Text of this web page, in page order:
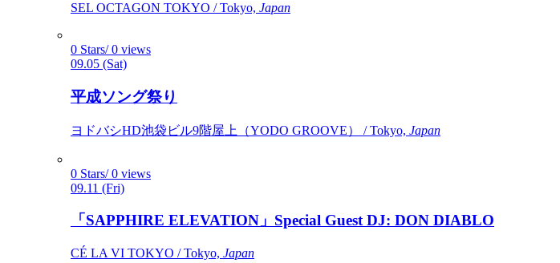
SEL OCTAGON TOKYO / Tokyo, Japan
0 Stars/ 0 views
09.05 (Sat)
平成ソング祭り
ヨドバシHD池袋ビル9階屋上（YODO GROOVE） / Tokyo, Japan
0 Stars/ 0 views
09.11 (Fri)
「SAPPHIRE ELEVATION」Special Guest DJ: DON DIABLO
CÉ LA VI TOKYO / Tokyo, Japan